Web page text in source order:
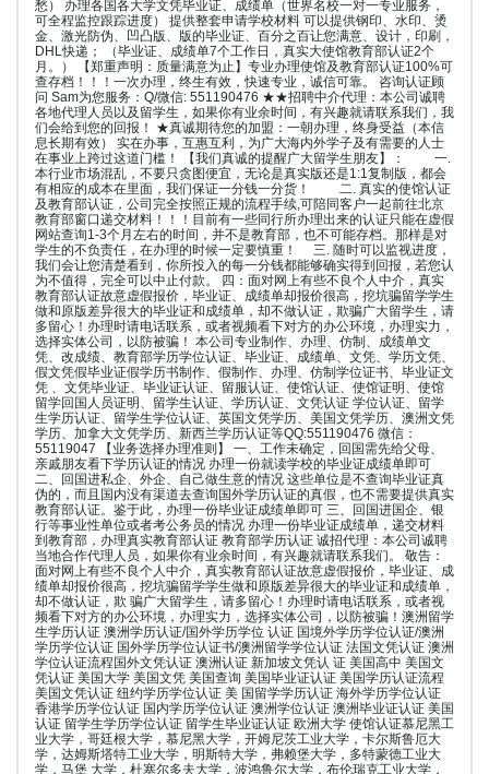
愁） 办理各国各大学文凭毕业证、成绩单（世界名校一对一专业服务，
可全程监控跟踪进度） 提供整套申请学校材料 可以提供钢印、水印、烫
金、激光防伪、凹凸版、版的毕业证、百分之百让您满意、设计，印刷，
DHL快递； （毕业证、成绩单7个工作日，真实大使馆教育部认证2个
月。） 【郑重声明：质量满意为止】专业办理使馆及教育部认证100%可
查存档！！！一次办理，终生有效，快速专业，诚信可靠。 咨询认证顾
问 Sam为您服务：Q/微信: 551190476 ★★招聘中介代理：本公司诚聘
各地代理人员以及留学生，如果你有业余时间，有兴趣就请联系我们，我
们会给到您的回报！ ★真诚期待您的加盟：一朝办理，终身受益（本信
息长期有效） 实在办事，互惠互利，为广大海内外学子及有需要的人士
在事业上跨过这道门槛！ 【我们真诚的提醒广大留学生朋友】： 一.
本行业市场混乱，不要只贪图便宜，无论是真实版还是1:1复制版，都会
有相应的成本在里面，我们保证一分钱一分货！ 二. 真实的使馆认证
及教育部认证，公司完全按照正规的流程手续,可陪同客户一起前往北京
教育部窗口递交材料！！！目前有一些同行所办理出来的认证只能在虚假
网站查询1-3个月左右的时间，并不是教育部，也不可能存档。那样是对
学生的不负责任，在办理的时候一定要慎重！ 三. 随时可以监视进度，
我们会让您清楚看到，你所投入的每一分钱都能够确实得到回报，若您认
为不值得，完全可以中止付款。 四：面对网上有些不良个人中介，真实
教育部认证故意虚假报价，毕业证、成绩单却报价很高，挖坑骗留学学生
做和原版差异很大的毕业证和成绩单，却不做认证，欺骗广大留学生，请
多留心！办理时请电话联系，或者视频看下对方的办公环境，办理实力，
选择实体公司，以防被骗！ 本公司专业制作、办理、仿制、成绩单文
凭、改成绩、教育部学历学位认证、毕业证、成绩单、文凭、学历文凭、
假文凭假毕业证假学历书制作、假制作、办理、仿制学位证书、毕业证文
凭 、文凭毕业证、毕业证认证、留服认证、使馆认证、使馆证明、使馆
留学回国人员证明、留学生认证、学历认证、文凭认证 学位认证、留学
生学历认证、留学生学位认证、英国文凭学历、美国文凭学历、澳洲文凭
学历、加拿大文凭学历、新西兰学历认证等QQ:551190476 微信：
55119047 【业务选择办理准则】 一、工作未确定，回国需先给父母、
亲戚朋友看下学历认证的情况 办理一份就读学校的毕业证成绩单即可
二、回国进私企、外企、自己做生意的情况 这些单位是不查询毕业证真
伪的，而且国内没有渠道去查询国外学历认证的真假，也不需要提供真实
教育部认证。鉴于此，办理一份毕业证成绩单即可 三、回国进国企、银
行等事业性单位或者考公务员的情况 办理一份毕业证成绩单，递交材料
到教育部，办理真实教育部认证 教育部学历认证 诚招代理：本公司诚聘
当地合作代理人员，如果你有业余时间，有兴趣就请联系我们。 敬告：
面对网上有些不良个人中介，真实教育部认证故意虚假报价，毕业证、成
绩单却报价很高，挖坑骗留学学生做和原版差异很大的毕业证和成绩单，
却不做认证，欺 骗广大留学生，请多留心！办理时请电话联系，或者视
频看下对方的办公环境，办理实力，选择实体公司，以防被骗！澳洲留学
生学历认证 澳洲学历认证/国外学历学位 认证 国境外学历学位认证/澳洲
学历学位认证 国外学历学位认证书/澳洲留学学位认证 法国文凭认证 澳洲
学位认证流程国外文凭认证 澳洲认证 新加坡文凭认 证 美国高中 美国文
凭认证 美国大学 美国文凭 美国查询 美国毕业证认证 美国学历认证流程
美国文凭认证 纽约学历学位认证 美 国留学学历认证 海外学历学位认证
香港学历学位认证 国内学历学位认证 澳洲学位认证 澳洲毕业证认证 美国
认证 留学生学历学位认证 留学生毕业证认证 欧洲大学 使馆认证慕尼黑工
业大学，哥廷根大学，慕尼黑大学，开姆尼茨工业大学，卡尔斯鲁厄大
学，达姆斯塔特工业大学，明斯特大学，弗赖堡大学，多特蒙德工业大
学，马堡 大学，杜塞尔多夫大学，波鸿鲁尔大学，布伦瑞克工业大学，